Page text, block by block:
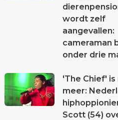
wordt zelf
aangevallen:
cameraman
onder drie
'The Chief' is
meer:
Scott (54)